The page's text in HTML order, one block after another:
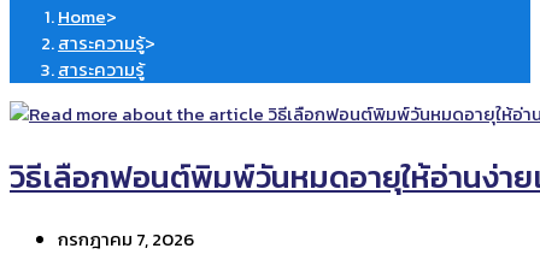
Home>
สาระความรู้>
สาระความรู้
วิธีเลือกฟอนต์พิมพ์วันหมดอายุให้อ่านง่าย
Post
กรกฎาคม 7, 2026